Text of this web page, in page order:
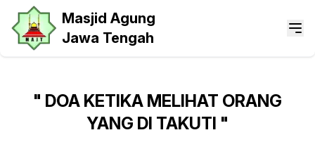
Masjid Agung
Jawa Tengah
" DOA KETIKA MELIHAT ORANG
YANG DI TAKUTI "